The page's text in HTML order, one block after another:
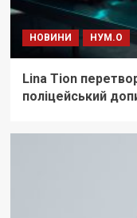
НОВИНИ НУМ.О
Lina Tion
поліцейський